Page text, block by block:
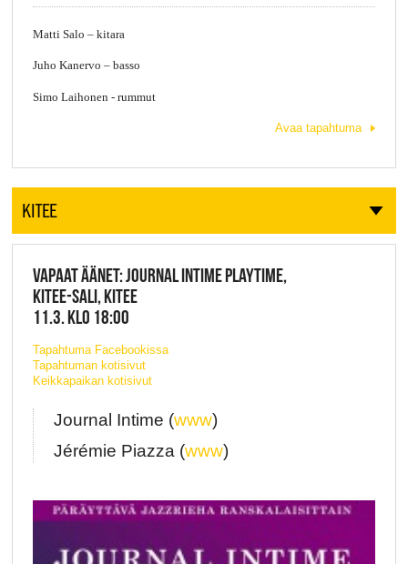
Matti Salo – kitara
Juho Kanervo – basso
Simo Laihonen - rummut
Avaa tapahtuma
KITEE
VAPAAT ÄÄNET: JOURNAL INTIME PLAYTIME,
KITEE-SALI, KITEE
11.3. KLO 18:00
Tapahtuma Facebookissa
Tapahtuman kotisivut
Keikkapaikan kotisivut
Journal Intime (www)
Jérémie Piazza (www)